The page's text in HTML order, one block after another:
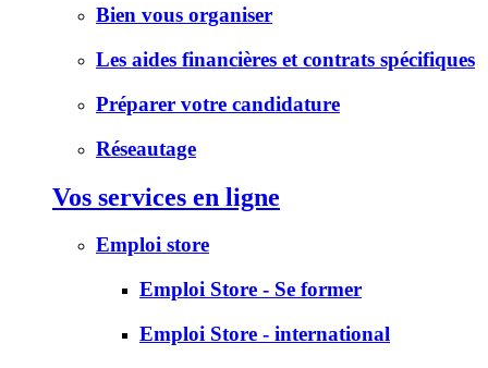
Bien vous organiser
Les aides financières et contrats spécifiques
Préparer votre candidature
Réseautage
Vos services en ligne
Emploi store
Emploi Store - Se former
Emploi Store - international